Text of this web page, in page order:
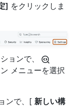
] をクリックしま
ョンで、
メニューを選択
ンで、[ 新しい構